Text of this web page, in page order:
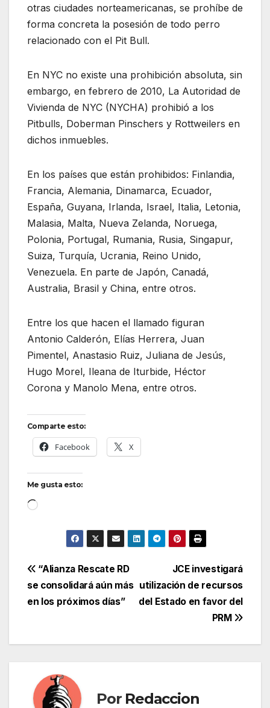
otras ciudades norteamericanas, se prohíbe de
forma concreta la posesión de todo perro
relacionado con el Pit Bull.
En NYC no existe una prohibición absoluta, sin
embargo, en febrero de 2010, La Autoridad de
Vivienda de NYC (NYCHA) prohibió a los
Pitbulls, Doberman Pinschers y Rottweilers en
dichos inmuebles.
En los países que están prohibidos: Finlandia,
Francia, Alemania, Dinamarca, Ecuador,
España, Guyana, Irlanda, Israel, Italia, Letonia,
Malasia, Malta, Nueva Zelanda, Noruega,
Polonia, Portugal, Rumania, Rusia, Singapur,
Suiza, Turquía, Ucrania, Reino Unido,
Venezuela. En parte de Japón, Canadá,
Australia, Brasil y China, entre otros.
Entre los que hacen el llamado figuran
Antonio Calderón, Elías Herrera, Juan
Pimentel, Anastasio Ruiz, Juliana de Jesús,
Hugo Morel, Ileana de Iturbide, Héctor
Corona y Manolo Mena, entre otros.
Comparte esto:
Facebook X
Me gusta esto:
Cargando...
Navegación
de
JCE investigará
utilización de recursos
del Estado en favor del
PRM
“Alianza Rescate RD
se consolidará aún más
en los próximos días”
Por Redaccion